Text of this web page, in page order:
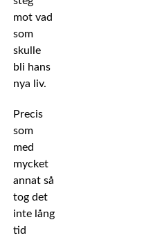
mot vad
som
skulle
bli hans
nya liv.
Precis
som
med
mycket
annat så
tog det
inte lång
tid